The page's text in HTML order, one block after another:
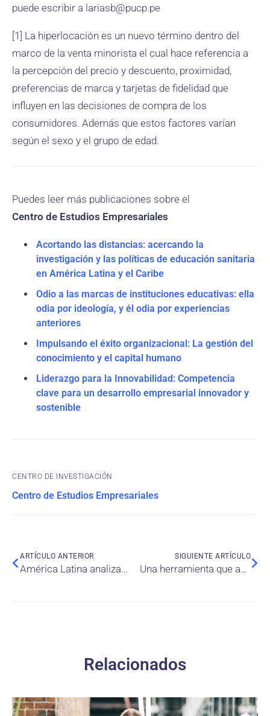
puede escribir a lariasb@pucp.pe
[1] La hiperlocación es un nuevo término dentro del
marco de la venta minorista el cual hace referencia a
la percepción del precio y descuento, proximidad,
preferencias de marca y tarjetas de fidelidad que
influyen en las decisiones de compra de los
consumidores. Además que estos factores varían
según el sexo y el grupo de edad.
Puedes leer más publicaciones sobre el
Centro de Estudios Empresariales
Acortando las distancias: acercando la
investigación y las políticas de educación sanitaria
en América Latina y el Caribe
Odio a las marcas de instituciones educativas: ella
odia por ideología, y él odia por experiencias
anteriores
Impulsando el éxito organizacional: La gestión del
conocimiento y el capital humano
Liderazgo para la Innovabilidad: Competencia
clave para un desarrollo empresarial innovador y
sostenible
CENTRO DE INVESTIGACIÓN
Centro de Estudios Empresariales
ARTÍCULO ANTERIOR
América Latina analizada bajo las cinco hélices
SIGUIENTE ARTÍCULO
Una herramienta que ayudará a los gobiernos a resolver el problema del transporte
Relacionados